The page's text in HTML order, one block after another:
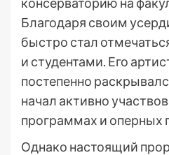
Благодаря своим
быстро стал
и студентами. Его
постепенно
начал активно
программах и оперных
Однако настоящий